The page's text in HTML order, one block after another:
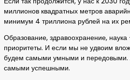
миллионов квадратных метров
минимум 4 триллиона рублей на их
Образование, здравоохранение, наука
приоритеты. И если мы не удвоим
будем самыми умными и передовыми.
самыми успешными.